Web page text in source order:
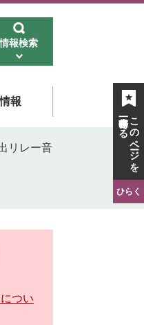
情報検索
報
リレー音
つい
このページを
一時保存する
ひらく